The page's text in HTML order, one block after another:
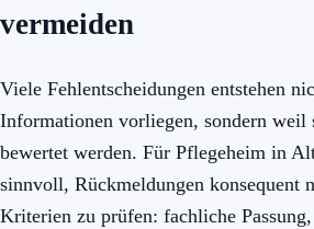
vermeiden
Viele Fehlentscheidungen entstehen
Informationen vorliegen, sondern weil
bewertet werden. Für Pflegeheim in
sinnvoll, Rückmeldungen konsequent
Kriterien zu prüfen: fachliche